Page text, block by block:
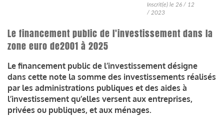
Inscrit(e) le 26 / 12
/ 2023
Le financement public de l'investissement dans la
zone euro de2001 à 2025
Le financement public de l’investissement désigne
dans cette note la somme des investissements réalisés
par les administrations publiques et des aides à
l’investissement qu’elles versent aux entreprises,
privées ou publiques, et aux ménages.